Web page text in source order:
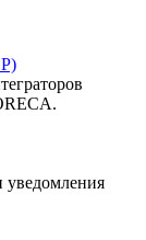
уведомления